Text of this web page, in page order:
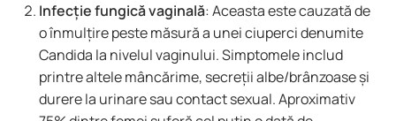
Infecție fungică vaginală: Aceasta este cauzată de
o înmulțire peste măsură a unei ciuperci denumite
Candida la nivelul vaginului. Simptomele includ
printre altele mâncărime, secreții albe/brânzoase și
durere la urinare sau contact sexual. Aproximativ